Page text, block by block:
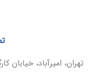
تهران، امیرآباد، خیابان